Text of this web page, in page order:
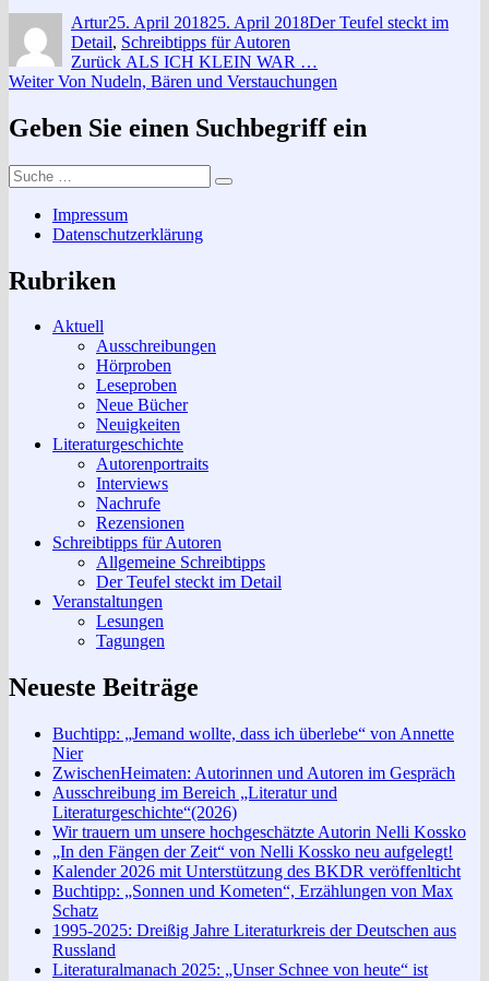
Autor
ArturVeröffentlicht
am
25. April 201825. April 2018Kategorien
Der Teufel steckt im
Detail, Schreibtipps für Autoren
Beitragsnavigation
Zurück Vorheriger
Beitrag:
ALS ICH KLEIN WAR …
Weiter Nächster
Von Nudeln, Bären und Verstauchungen
Geben Sie einen Suchbegriff ein
Suche
nach:
Suchen
Impressum
Datenschutzerklärung
Rubriken
Aktuell
Ausschreibungen
Hörproben
Leseproben
Neue Bücher
Neuigkeiten
Literaturgeschichte
Autorenportraits
Interviews
Nachrufe
Rezensionen
Schreibtipps für Autoren
Allgemeine Schreibtipps
Der Teufel steckt im Detail
Veranstaltungen
Lesungen
Tagungen
Neueste Beiträge
Buchtipp: „Jemand wollte, dass ich überlebe“ von Annette
Nier
ZwischenHeimaten: Autorinnen und Autoren im Gespräch
Ausschreibung im Bereich „Literatur und
Literaturgeschichte“(2026)
Wir trauern um unsere hochgeschätzte Autorin Nelli Kossko
„In den Fängen der Zeit“ von Nelli Kossko neu aufgelegt!
Kalender 2026 mit Unterstützung des BKDR veröffenlticht
Buchtipp: „Sonnen und Kometen“, Erzählungen von Max
Schatz
1995-2025: Dreißig Jahre Literaturkreis der Deutschen aus
Russland
Literaturalmanach 2025: „Unser Schnee von heute“ ist